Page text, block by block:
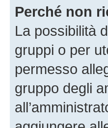
Perché non
La possibilità
gruppi o per
permesso
gruppo degli